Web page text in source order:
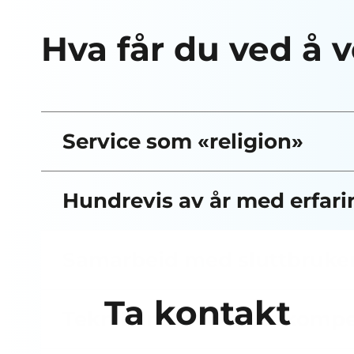
Hva får du ved å
Service som «religion»
Hundrevis av år med
Teknikere med
Ta kontakt